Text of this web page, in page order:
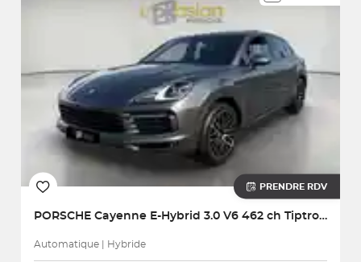
PRENDRE RDV
PORSCHE Cayenne E-Hybrid 3.0 V6 462 ch Tiptronic BVA
Automatique | Hybride